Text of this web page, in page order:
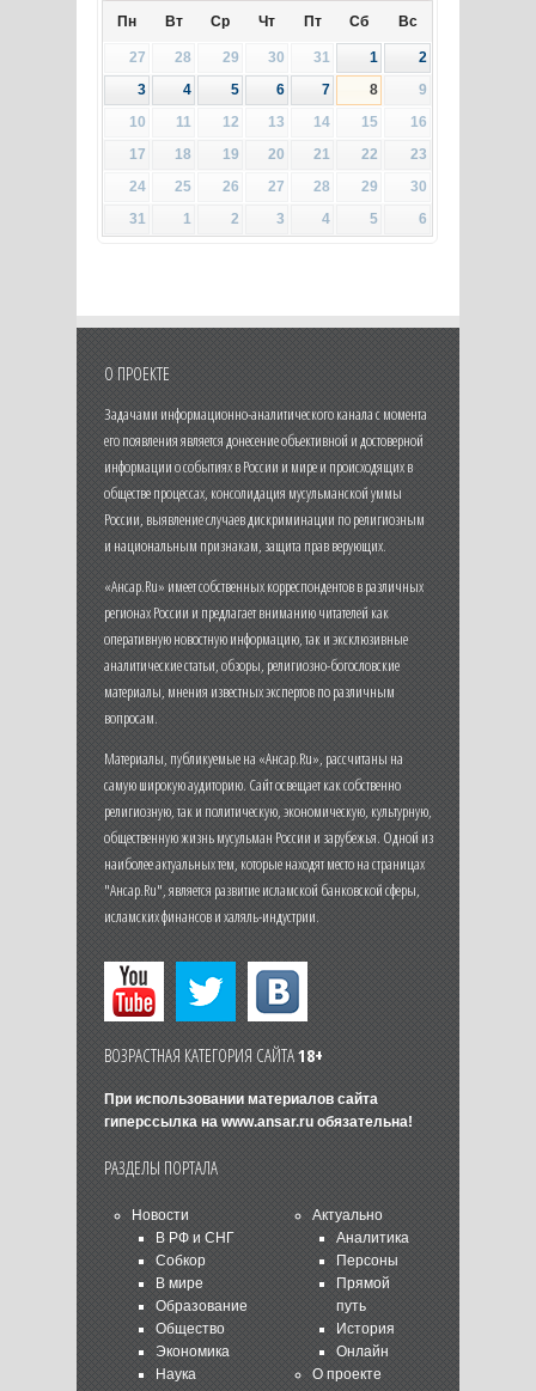
Пн Вт Ср Чт Пт Сб Вс
27 28 29 30 31 1
2
3
4 5 6 7 8
9
10
11 12 13 14 15
16
17
18 19 20 21 22
23
24
25 26 27 28 29
30
31
1 2 3 4 5 6
О ПРОЕКТЕ
Задачами информационно-аналитического канала с момента
его появления является донесение объективной и достоверной
информации о событиях в России и мире и происходящих в
обществе процессах, консолидация мусульманской уммы
России, выявление случаев дискриминации по религиозным
и национальным признакам, защита прав верующих.
«Ансар.Ru» имеет собственных корреспондентов в различных
регионах России и предлагает вниманию читателей как
оперативную новостную информацию, так и эксклюзивные
аналитические статьи, обзоры, религиозно-богословские
материалы, мнения известных экспертов по различным
вопросам.
Материалы, публикуемые на «Ансар.Ru», рассчитаны на
самую широкую аудиторию. Сайт освещает как собственно
религиозную, так и политическую, экономическую, культурную,
общественную жизнь мусульман России и зарубежья. Одной из
наиболее актуальных тем, которые находят место на страницах
"Ансар.Ru", является развитие исламской банковской сферы,
исламских финансов и халяль-индустрии.
ВОЗРАСТНАЯ КАТЕГОРИЯ САЙТА18+
При использовании материалов сайта
гиперссылка на www.ansar.ruобязательна!
РАЗДЕЛЫ ПОРТАЛА
Новости
В РФ и СНГ
Собкор
В мире
Образование
Общество
Экономика
Наука
Актуально
Аналитика
Персоны
Прямой
путь
История
Онлайн
О проекте